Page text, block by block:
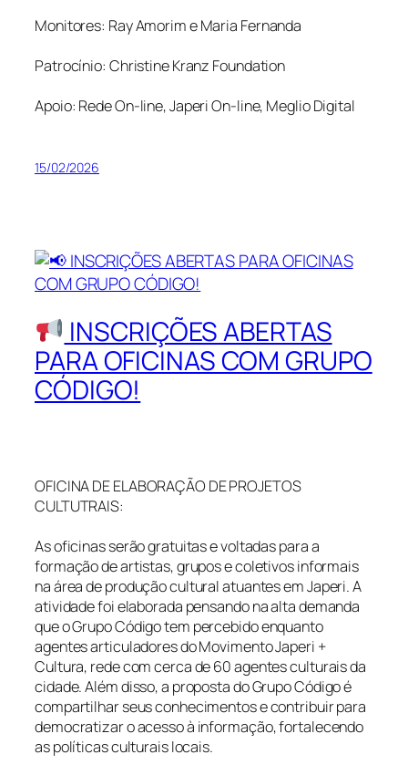
Monitores: Ray Amorim e Maria Fernanda
Patrocínio: Christine Kranz Foundation
Apoio: Rede On-line, Japeri On-line, Meglio Digital
15/02/2026
INSCRIÇÕES ABERTAS
PARA OFICINAS COM GRUPO
CÓDIGO!
OFICINA DE ELABORAÇÃO DE PROJETOS
CULTUTRAIS:
As oficinas serão gratuitas e voltadas para a
formação de artistas, grupos e coletivos informais
na área de produção cultural atuantes em Japeri. A
atividade foi elaborada pensando na alta demanda
que o Grupo Código tem percebido enquanto
agentes articuladores do Movimento Japeri +
Cultura, rede com cerca de 60 agentes culturais da
cidade. Além disso, a proposta do Grupo Código é
compartilhar seus conhecimentos e contribuir para
democratizar o acesso à informação, fortalecendo
as políticas culturais locais.